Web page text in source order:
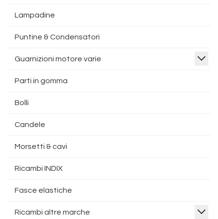
Lampadine
Puntine & Condensatori
Guarnizioni motore varie
Parti in gomma
Bolli
Candele
Morsetti & cavi
Ricambi INDIX
Fasce elastiche
Ricambi altre marche